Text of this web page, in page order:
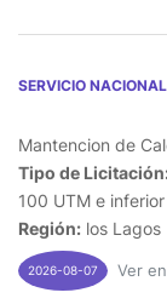
SERVICIO
Mantencion de
Tipo de
100 UTM e
Región: los Lagos
2026-08-07 Ver